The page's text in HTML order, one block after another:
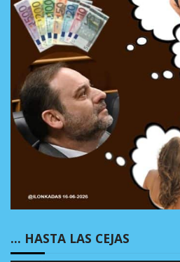
… HASTA LAS CEJAS